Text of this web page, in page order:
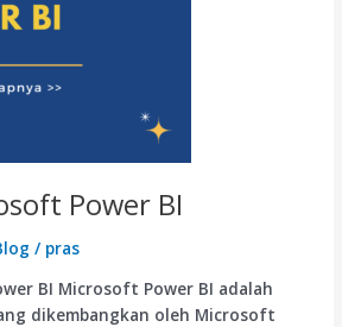
Power BI
/ pras
BI Microsoft Power BI adalah
dikembangkan oleh Microsoft